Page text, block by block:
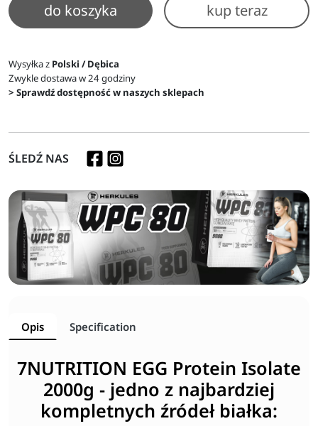
do koszyka kup teraz
Wysyłka z Polski / Dębica
Zwykle dostawa w 24 godziny
> Sprawdź dostępność w naszych sklepach
ŚLEDŹ NAS
Opis Specification
7NUTRITION EGG Protein Isolate
2000g - jedno z najbardziej
kompletnych źródeł białka: